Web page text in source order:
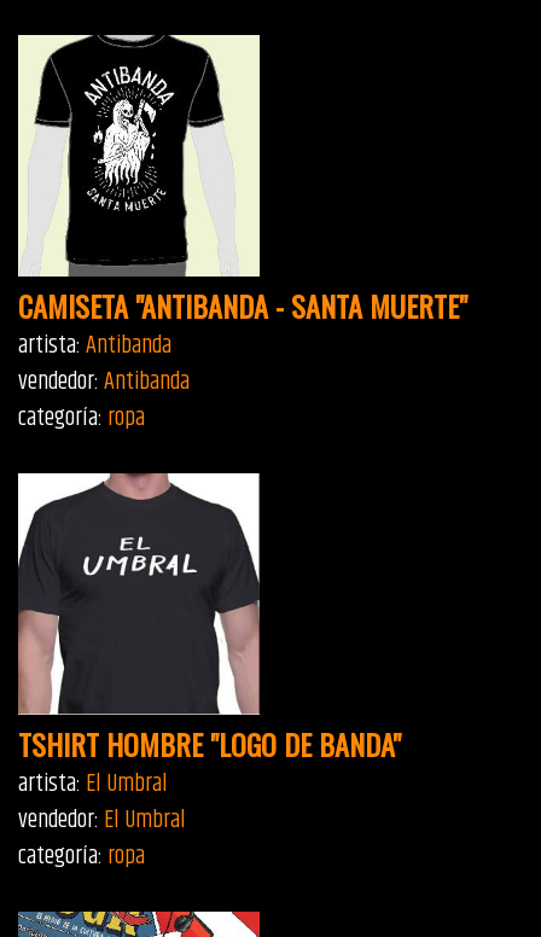
CAMISETA "ANTIBANDA - SANTA MUERTE"
artista:Antibanda
vendedor:Antibanda
categoría: ropa
TSHIRT HOMBRE "LOGO DE BANDA"
artista: El Umbral
vendedor: El Umbral
categoría: ropa